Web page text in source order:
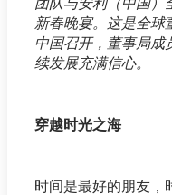
团队与安利（中国）
新春晚宴。这是全球
中国召开，董事局成
续发展充满信心。
穿越时光之海
时间是最好的朋友，